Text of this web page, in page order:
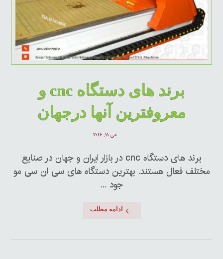
برند های دستگاه cnc و
معروفترین آنها درجهان
می ۱۱, ۲۰۱۶
برند های دستگاه cnc در بازار ایران و جهان در صنایع
مختلف فعال هستند. بهترین دستگاه های سی ان سی مو
جود ...
ادامه مطلب